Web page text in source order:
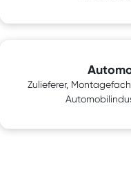
Zulieferer,